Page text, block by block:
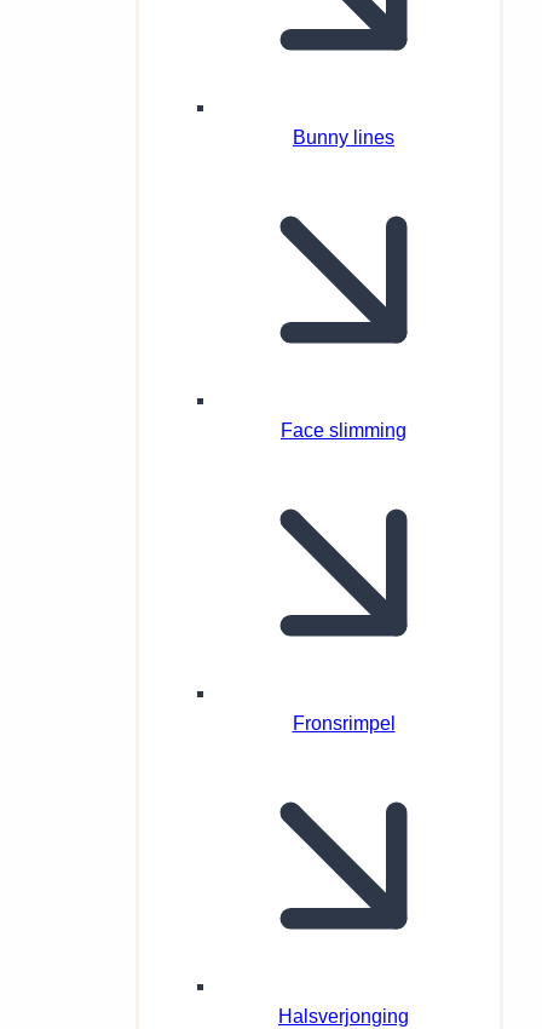
Bunny lines
Face slimming
Fronsrimpel
Halsverjonging